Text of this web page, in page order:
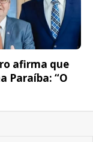
afirma que
Paraíba: “O